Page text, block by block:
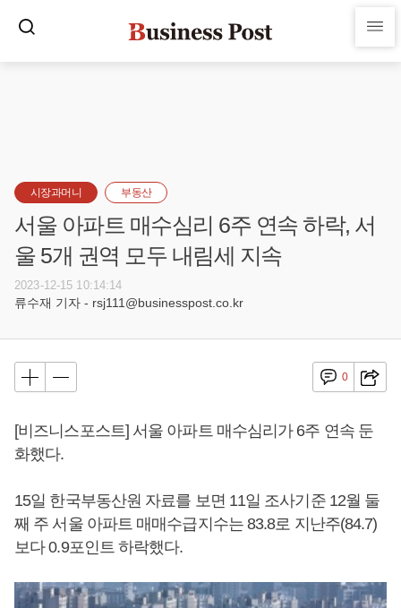
시장과머니 부동산
서울 아파트 매수심리 6주 연속 하락, 서
울 5개 권역 모두 내림세 지속
2023-12-15 10:14:14
류수재 기자 - rsj111@businesspost.co.kr
0
[비즈니스포스트] 서울 아파트 매수심리가 6주 연속 둔
화했다.
15일 한국부동산원 자료를 보면 11일 조사기준 12월 둘
째 주 서울 아파트 매매수급지수는 83.8로 지난주(84.7)
보다 0.9포인트 하락했다.